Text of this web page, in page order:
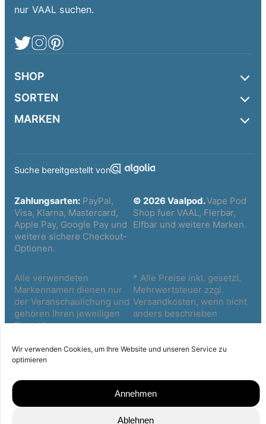
Wir verwenden Cookies, um Ihre Website und unseren Service zu
optimieren
Annehmen
Ablehnen
nur VAAL suchen.
SHOP
SORTEN
MARKEN
Suche bereitgestellt von
Zahlungsarten: PayPal,
Visa, Klarna, Mastercard,
Apple Pay, Google Pay und
weitere sichere Checkout-
Optionen.
© 2026 Vaalpod.Vape Pod
Shop fuer VAAL, Flerbar,
Elfbar und weitere Marken.
Alle verwendeten
Markennamen dienen nur
der Veranschaulichung und
gehören Ihren jeweiligen
Eigentümern
* Alle Preise inkl. gesetzl.
Mehrwertsteuer zzgl.
Versandkosten, wenn nicht
anders beschrieben